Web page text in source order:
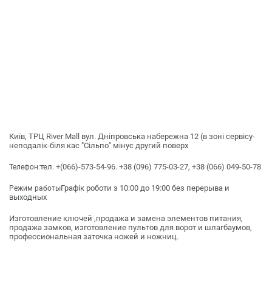
Київ, ТРЦ River Mall вул. Дніпровська набережна 12 (в зоні сервісу-
неподалік-біля кас "Сільпо" мінус другий поверх
Телефон:тел. +(066)-573-54-96. +38 (096) 775-03-27, +38 (066) 049-50-78
Режим работыГрафік роботи з 10:00 до 19:00 без перерыва и
выходных
Изготовление ключей ,продажа и замена элементов питания,
продажа замков, изготовление пультов для ворот и шлагбаумов,
профессиональная заточка ножей и ножниц.